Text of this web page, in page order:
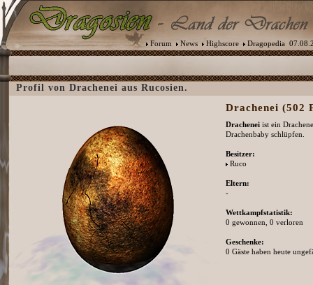
Forum News Highscore Dragopedia
Profil von Drachenei aus Rucosien.
Drachenei (502
Drachenei ist ein
Drachenbaby schlüpfen.
Besitzer:
Ruco
Eltern:
-
Wettkampfstatistik:
0 gewonnen, 0 verloren
Geschenke:
0 Gäste haben heute